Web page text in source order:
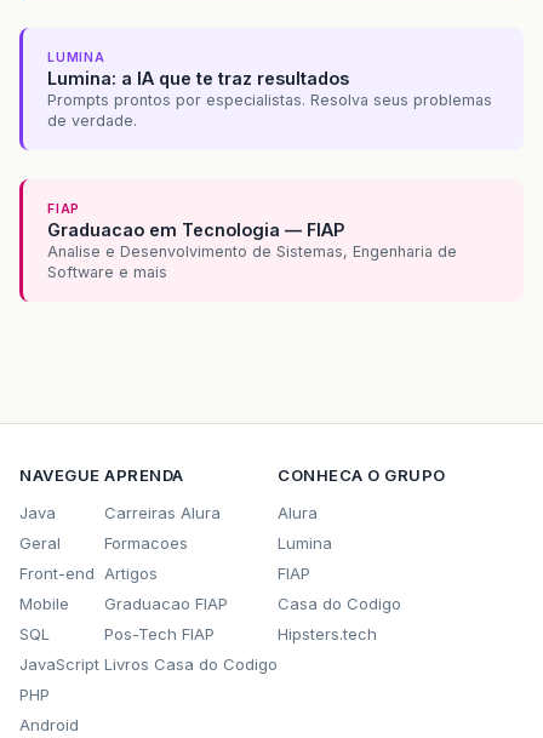
LUMINA
Lumina: a IA que te traz resultados
Prompts prontos por especialistas. Resolva seus problemas
de verdade.
FIAP
Graduacao em Tecnologia — FIAP
Analise e Desenvolvimento de Sistemas, Engenharia de
Software e mais
NAVEGUE
Java
Geral
Front-end
Mobile
SQL
JavaScript
PHP
Android
APRENDA
Carreiras Alura
Formacoes
Artigos
Graduacao FIAP
Pos-Tech FIAP
Livros Casa do Codigo
CONHECA O GRUPO
Alura
Lumina
FIAP
Casa do Codigo
Hipsters.tech